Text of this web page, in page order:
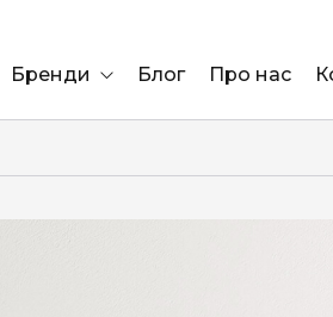
Бренди Блог Про нас